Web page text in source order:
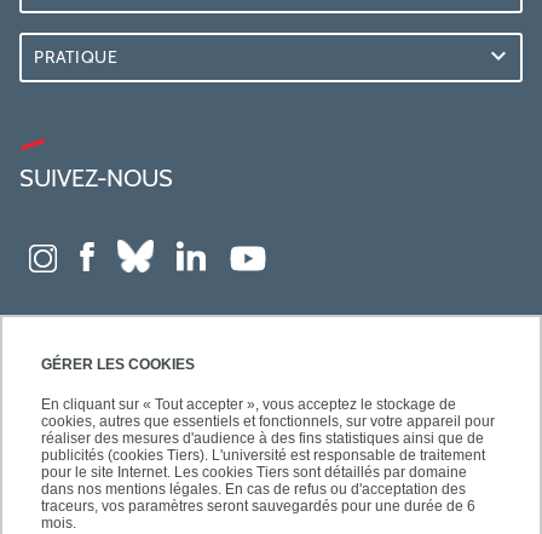
GÉRER LES COOKIES
En cliquant sur « Tout accepter », vous acceptez le stockage de
cookies, autres que essentiels et fonctionnels, sur votre appareil pour
réaliser des mesures d'audience à des fins statistiques ainsi que de
publicités (cookies Tiers). L'université est responsable de traitement
pour le site Internet. Les cookies Tiers sont détaillés par domaine
dans nos mentions légales. En cas de refus ou d'acceptation des
traceurs, vos paramètres seront sauvegardés pour une durée de 6
mois.
PRATIQUE
SUIVEZ-NOUS